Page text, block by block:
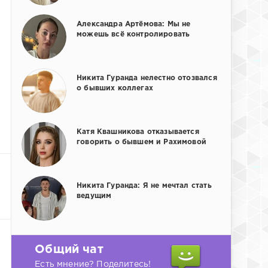
Александра Артёмова: Мы не
можешь всё контролировать
Никита Гуранда нелестно отозвался
о бывших коллегах
Катя Квашникова отказывается
говорить о бывшем и Рахимовой
Никита Гуранда: Я не мечтал стать
ведущим
Общий чат
Есть мнение? Поделитесь!